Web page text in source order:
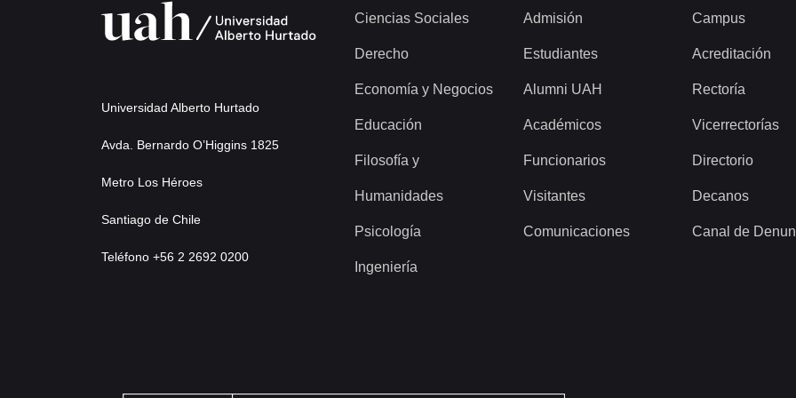
Universidad Alberto Hurtado
Avda. Bernardo O’Higgins 1825
Metro Los Héroes
Santiago de Chile
Teléfono +56 2 2692 0200
Ciencias Sociales
Derecho
Economía y Negocios
Educación
Filosofía y
Humanidades
Psicología
Ingeniería
Admisión
Estudiantes
Alumni UAH
Académicos
Funcionarios
Visitantes
Comunicaciones
Campus
Acreditación
Rectoría
Vicerrectorías
Directorio
Decanos
Canal de